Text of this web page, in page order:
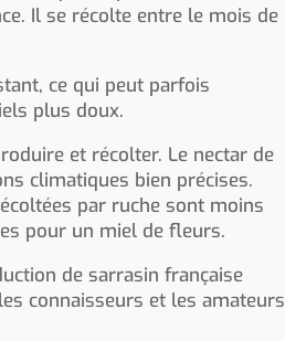
Il se récolte entre le mois de
ce qui peut parfois
plus doux.
et récolter. Le nectar de
climatiques bien précises.
par ruche sont moins
pour un miel de fleurs.
de sarrasin française
connaisseurs et les amateurs